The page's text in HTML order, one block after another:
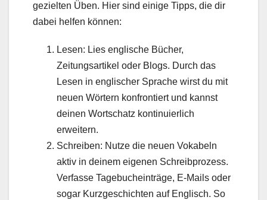
gezielten Üben. Hier sind einige Tipps, die dir
dabei helfen können:
Lesen: Lies englische Bücher,
Zeitungsartikel oder Blogs. Durch das
Lesen in englischer Sprache wirst du mit
neuen Wörtern konfrontiert und kannst
deinen Wortschatz kontinuierlich
erweitern.
Schreiben: Nutze die neuen Vokabeln
aktiv in deinem eigenen Schreibprozess.
Verfasse Tagebucheinträge, E-Mails oder
sogar Kurzgeschichten auf Englisch. So